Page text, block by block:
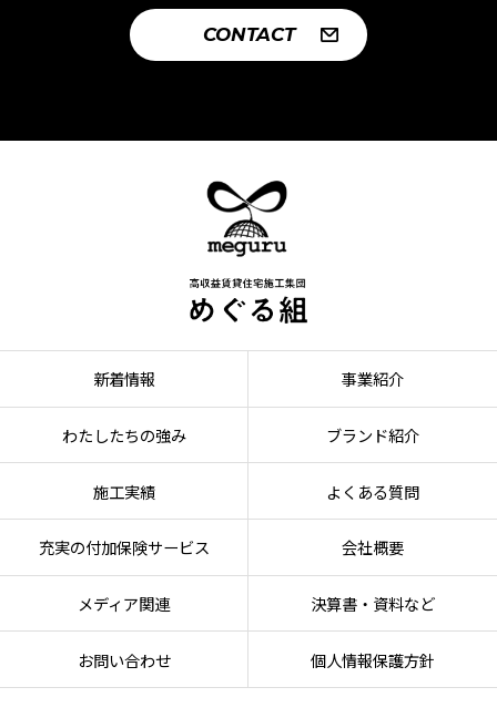
CONTACT
新着情報 事業紹介
わたしたちの強み ブランド紹介
施工実績 よくある質問
充実の付加保険サービス 会社概要
メディア関連 決算書・資料など
お問い合わせ 個人情報保護方針